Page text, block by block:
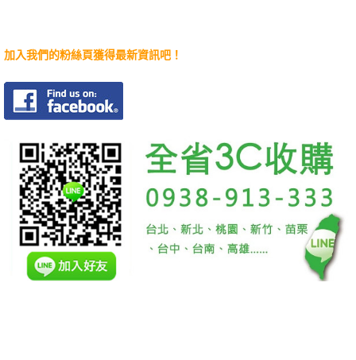
加入我們的粉絲頁獲得最新資訊吧！